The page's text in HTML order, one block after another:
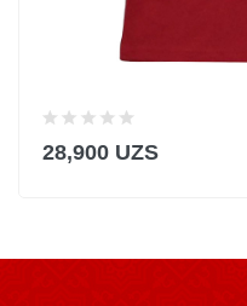
28,900 UZS